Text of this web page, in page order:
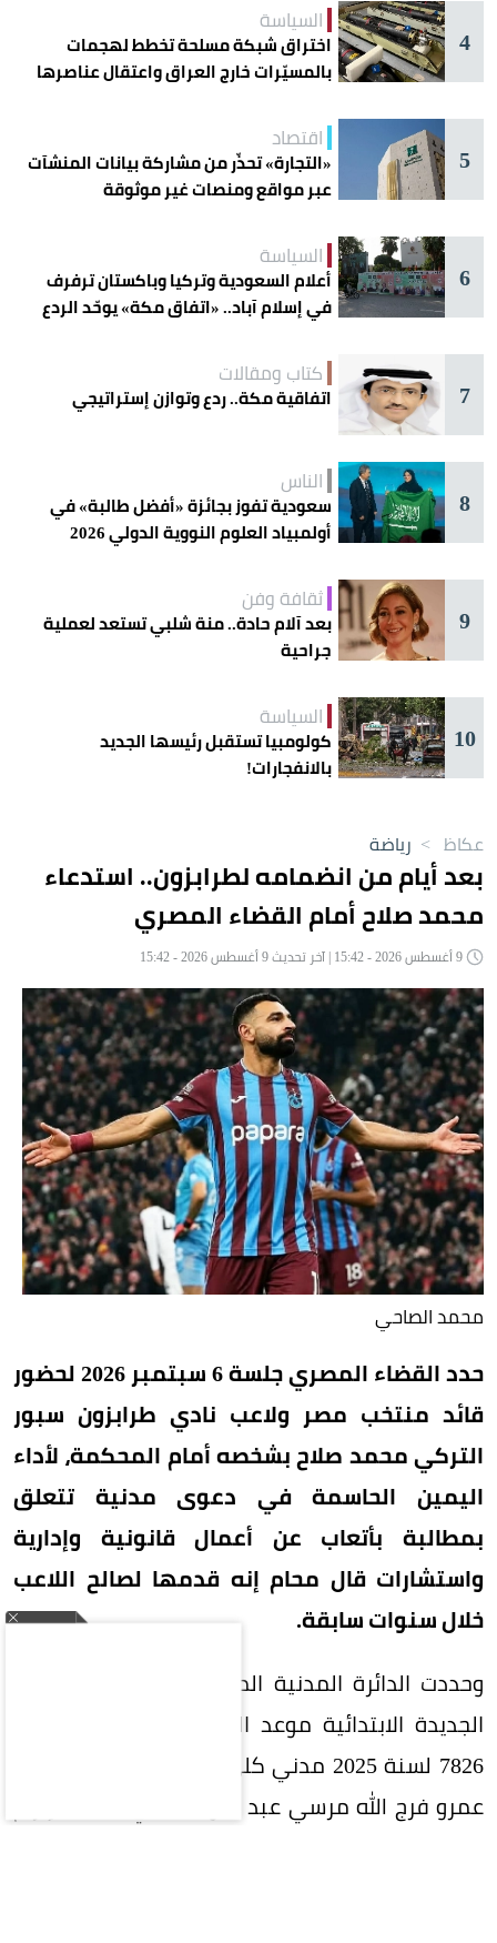
4
السياسة
اختراق شبكة مسلحة تخطط لهجمات
بالمسيّرات خارج العراق واعتقال عناصرها
5
اقتصاد
«التجارة» تحذّر من مشاركة بيانات المنشآت
عبر مواقع ومنصات غير موثوقة
6
السياسة
أعلام السعودية وتركيا وباكستان ترفرف
في إسلام آباد.. «اتفاق مكة» يوحّد الردع
7
كتاب ومقالات
اتفاقية مكة.. ردع وتوازن إستراتيجي
8
الناس
سعودية تفوز بجائزة «أفضل طالبة» في
أولمبياد العلوم النووية الدولي 2026
9
ثقافة وفن
بعد آلام حادة.. منة شلبي تستعد لعملية
جراحية
10
السياسة
كولومبيا تستقبل رئيسها الجديد
بالانفجارات!
عكاظ > رياضة
بعد أيام من انضمامه لطرابزون.. استدعاء
محمد صلاح أمام القضاء المصري
محمد الصاحي
حدد القضاء المصري جلسة 6 سبتمبر 2026 لحضور
قائد منتخب مصر ولاعب نادي طرابزون سبور
التركي محمد صلاح بشخصه أمام المحكمة، لأداء
اليمين الحاسمة في دعوى مدنية تتعلق
بمطالبة بأتعاب عن أعمال قانونية وإدارية
واستشارات قال محام إنه قدمها لصالح اللاعب
خلال سنوات سابقة.
وحددت الدائرة المدنية المختصة بمحكمة القاهرة
الجديدة الابتدائية موعد الجلسة في الدعوى رقم
7826 لسنة 2025 مدني كلي، المقامة من المحامي
عمرو فرج الله مرسي عبد التواب، الذي يطالب بإلزام